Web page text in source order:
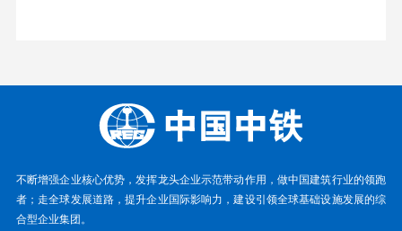
不断增强企业核心优势，发挥龙头企业示范带动作用，做中国建筑行业的领跑
者；走全球发展道路，提升企业国际影响力，建设引领全球基础设施发展的综
合型企业集团。